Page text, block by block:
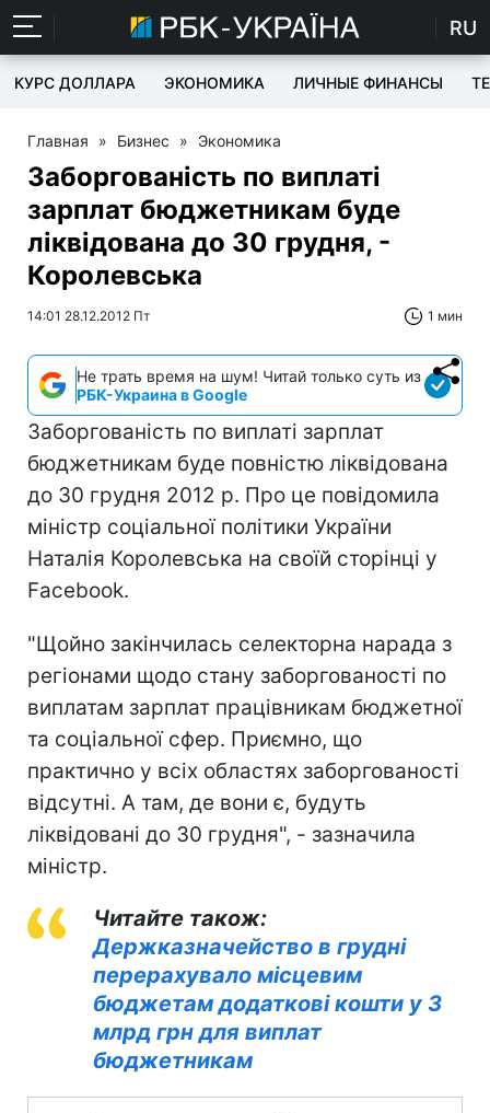
RU
КУРС ДОЛЛАРА ЭКОНОМИКА ЛИЧНЫЕ ФИНАНСЫ
Главная » Бизнес » Экономика
Заборгованість по виплаті
зарплат бюджетникам буде
ліквідована до 30 грудня, -
Королевська
14:01 28.12.2012 Пт 1 мин
Не трать время на шум! Читай только суть из
РБК-Украина в Google
Заборгованість по виплаті зарплат
бюджетникам буде повністю ліквідована
до 30 грудня 2012 р. Про це повідомила
міністр соціальної політики України
Наталія Королевська на своїй сторінці у
Facebook.
"Щойно закінчилась селекторна нарада з
регіонами щодо стану заборгованості по
виплатам зарплат працівникам бюджетної
та соціальної сфер. Приємно, що
практично у всіх областях заборгованості
відсутні. А там, де вони є, будуть
ліквідовані до 30 грудня", - зазначила
міністр.
Читайте також:
Держказначейство в грудні
перерахувало місцевим
бюджетам додаткові кошти у 3
млрд грн для виплат
бюджетникам